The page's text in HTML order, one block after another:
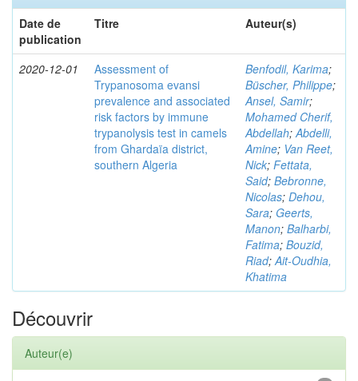
Date de
publication
Titre Auteur(s)
2020-12-01
Assessment of
Trypanosoma evansi
prevalence and associated
risk factors by immune
trypanolysis test in camels
from Ghardaïa district,
southern Algeria
Benfodil, Karima;
Büscher, Philippe;
Ansel, Samir;
Mohamed Cherif,
Abdellah;Abdelli,
Amine; Van Reet,
Nick; Fettata,
Said; Bebronne,
Nicolas; Dehou,
Sara; Geerts,
Manon; Balharbi,
Fatima; Bouzid,
Riad;Ait-Oudhia,
Khatima
Découvrir
Auteur(e)